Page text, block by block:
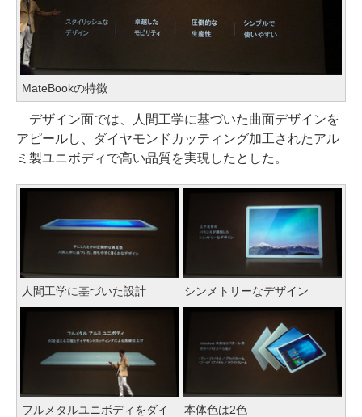
MateBookの特徴
デザイン面では、人間工学に基づいた曲面デザインを
アピールし、ダイヤモンドカッティング加工されたアル
ミ製ユニボディで高い品質を実現したとした。
人間工学に基づいた設計 シンメトリーなデザイン
フルメタルユニボディをダイ
本体色は2色